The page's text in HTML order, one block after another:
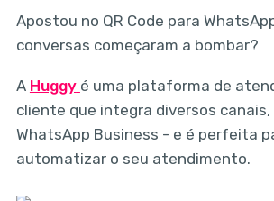
Apostou no QR Code para
conversas começaram a bombar?
A Huggy é uma plataforma de
cliente que integra diversos canais,
WhatsApp Business - e é perfeita
automatizar o seu atendimento.